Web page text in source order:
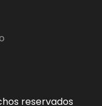
reservados